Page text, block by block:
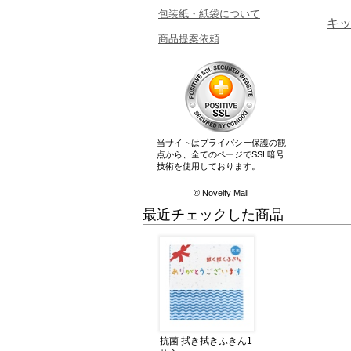
包装紙・紙袋について
商品提案依頼
当サイトはプライバシー保護の観
点から、全てのページでSSL暗号
技術を使用しております。
© Novelty Mall
キ
最近チェックした商品
抗菌 拭き拭きふきん1